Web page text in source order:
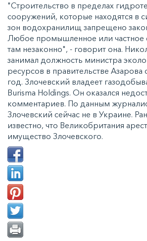
"Строительство в пределах
сооружений, которые находятся в
зон водохранилищ запрещено
Любое промышленное или частное
там незаконно", - говорит она.
занимал должность министра
ресурсов в правительстве Азарова
год. Злочевский владеет
Burisma Holdings. Он оказался
комментариев. По данным
Злочевский сейчас не в Украине.
известно, что Великобритания
имущество Злочевского.